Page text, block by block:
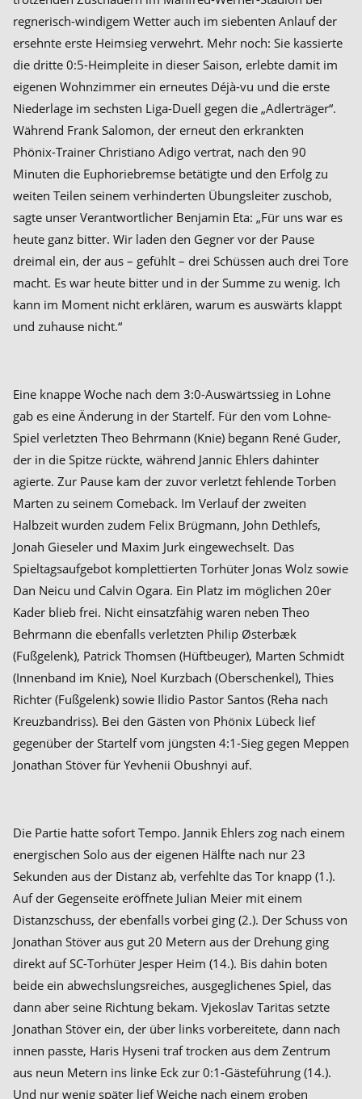
regnerisch-windigem Wetter auch im siebenten Anlauf der
ersehnte erste Heimsieg verwehrt. Mehr noch: Sie kassierte
die dritte 0:5-Heimpleite in dieser Saison, erlebte damit im
eigenen Wohnzimmer ein erneutes Déjà-vu und die erste
Niederlage im sechsten Liga-Duell gegen die „Adlerträger“.
Während Frank Salomon, der erneut den erkrankten
Phönix-Trainer Christiano Adigo vertrat, nach den 90
Minuten die Euphoriebremse betätigte und den Erfolg zu
weiten Teilen seinem verhinderten Übungsleiter zuschob,
sagte unser Verantwortlicher Benjamin Eta: „Für uns war es
heute ganz bitter. Wir laden den Gegner vor der Pause
dreimal ein, der aus – gefühlt – drei Schüssen auch drei Tore
macht. Es war heute bitter und in der Summe zu wenig. Ich
kann im Moment nicht erklären, warum es auswärts klappt
und zuhause nicht.“
Eine knappe Woche nach dem 3:0-Auswärtssieg in Lohne
gab es eine Änderung in der Startelf. Für den vom Lohne-
Spiel verletzten Theo Behrmann (Knie) begann René Guder,
der in die Spitze rückte, während Jannic Ehlers dahinter
agierte. Zur Pause kam der zuvor verletzt fehlende Torben
Marten zu seinem Comeback. Im Verlauf der zweiten
Halbzeit wurden zudem Felix Brügmann, John Dethlefs,
Jonah Gieseler und Maxim Jurk eingewechselt. Das
Spieltagsaufgebot komplettierten Torhüter Jonas Wolz sowie
Dan Neicu und Calvin Ogara. Ein Platz im möglichen 20er
Kader blieb frei. Nicht einsatzfähig waren neben Theo
Behrmann die ebenfalls verletzten Philip Østerbæk
(Fußgelenk), Patrick Thomsen (Hüftbeuger), Marten Schmidt
(Innenband im Knie), Noel Kurzbach (Oberschenkel), Thies
Richter (Fußgelenk) sowie Ilidio Pastor Santos (Reha nach
Kreuzbandriss). Bei den Gästen von Phönix Lübeck lief
gegenüber der Startelf vom jüngsten 4:1-Sieg gegen Meppen
Jonathan Stöver für Yevhenii Obushnyi auf.
Die Partie hatte sofort Tempo. Jannik Ehlers zog nach einem
energischen Solo aus der eigenen Hälfte nach nur 23
Sekunden aus der Distanz ab, verfehlte das Tor knapp (1.).
Auf der Gegenseite eröffnete Julian Meier mit einem
Distanzschuss, der ebenfalls vorbei ging (2.). Der Schuss von
Jonathan Stöver aus gut 20 Metern aus der Drehung ging
direkt auf SC-Torhüter Jesper Heim (14.). Bis dahin boten
beide ein abwechslungsreiches, ausgeglichenes Spiel, das
dann aber seine Richtung bekam. Vjekoslav Taritas setzte
Jonathan Stöver ein, der über links vorbereitete, dann nach
innen passte, Haris Hyseni traf trocken aus dem Zentrum
aus neun Metern ins linke Eck zur 0:1-Gästeführung (14.).
Und nur wenig später lief Weiche nach einem groben